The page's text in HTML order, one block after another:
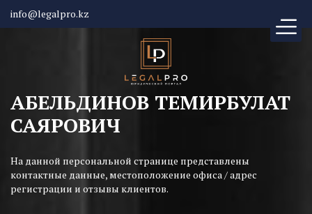
info@legalpro.kz
АБЕЛЬДИНОВ ТЕМИРБУЛАТ
САЯРОВИЧ
На данной персональной странице представлены
контактные данные, местоположение офиса / адрес
регистрации и отзывы клиентов.